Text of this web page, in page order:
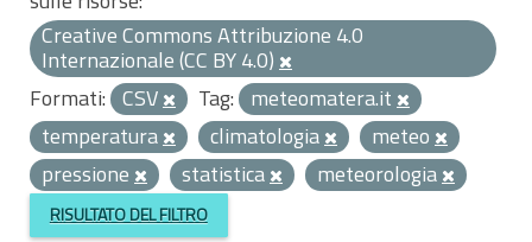
Creative Commons Attribuzione 4.0
Internazionale (CC BY 4.0)
Formati: CSV Tag: meteomatera.it
temperatura
climatologia
meteo
pressione
statistica meteorologia
RISULTATO DEL FILTRO